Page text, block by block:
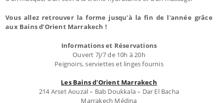
Vous allez retrouver la forme jusqu'à la fin de l'année grâce
aux Bains d’Orient Marrakech !
Informations et Réservations
Ouvert 7j/7 de 10h à 20h
Peignoirs, serviettes et linges fournis
Les Bains d'Orient Marrakech
214 Arset Aouzal – Bab Doukkala – Dar El Bacha
Marrakech Médina